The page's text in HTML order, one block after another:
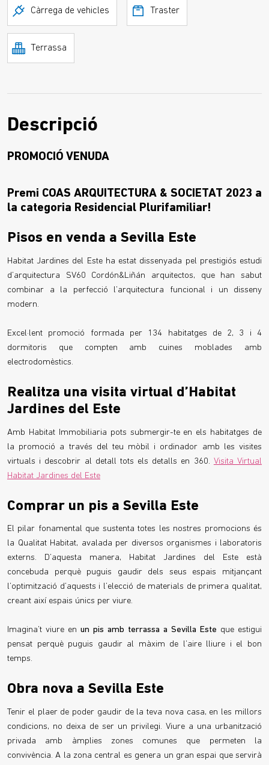
Càrrega de vehicles Traster
Terrassa
Descripció
PROMOCIÓ VENUDA
Premi COAS ARQUITECTURA & SOCIETAT 2023 a
la categoria Residencial Plurifamiliar!
Pisos en venda a Sevilla Este
Habitat Jardines del Este ha estat dissenyada pel prestigiós estudi
d’arquitectura SV60 Cordón&Liñán arquitectos, que han sabut
combinar a la perfecció l’arquitectura funcional i un disseny
modern.
Excel·lent promoció formada per 134 habitatges de 2, 3 i 4
dormitoris que compten amb cuines moblades amb
electrodomèstics.
Realitza una visita virtual d’Habitat
Jardines del Este
Amb Habitat Immobiliaria pots submergir-te en els habitatges de
la promoció a través del teu mòbil i ordinador amb les visites
virtuals i descobrir al detall tots els detalls en 360. Visita Virtual
Habitat Jardines del Este
Comprar un pis a Sevilla Este
El pilar fonamental que sustenta totes les nostres promocions és
la Qualitat Habitat, avalada per diversos organismes i laboratoris
externs. D’aquesta manera, Habitat Jardines del Este està
concebuda perquè puguis gaudir dels seus espais mitjançant
l’optimització d’aquests i l’elecció de materials de primera qualitat,
creant així espais únics per viure.
Imagina’t viure en un pis amb terrassa a Sevilla Este que estigui
pensat perquè puguis gaudir al màxim de l’aire lliure i el bon
temps.
Obra nova a Sevilla Este
Tenir el plaer de poder gaudir de la teva nova casa, en les millors
condicions, no deixa de ser un privilegi. Viure a una urbanització
privada amb àmplies zones comunes que permeten la
convivència. A la zona central es genera un gran espai que servirà